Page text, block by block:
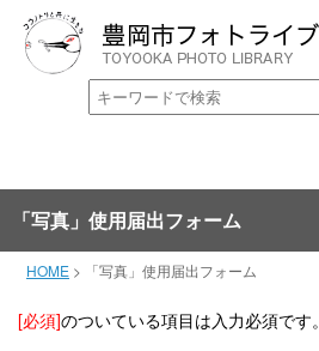
「写真」使用届出フォーム
HOME > 「写真」使用届出フォーム
[必須]のついている項目は入力必須です。